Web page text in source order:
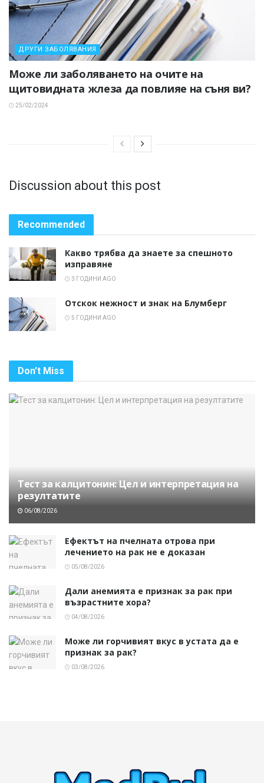
ДРУГИ ЗАБОЛЯВАНИЯ
Може ли заболяването на очите на
щитовидната жлеза да повлияе на съня ви?
25/02/2024
Discussion about this post
Recommended
Какво трябва да знаете за спешното
изправяне
3 ГОДИНИ AGO
Отскок нежност и знак на Блумберг
5 ГОДИНИ AGO
Don't Miss
Тест за калцитонин: Цел и интерпретация на
резултатите
06/08/2026
Ефектът на пчелната отрова при
лечението на рак не е доказан
05/08/2026
Дали анемията е признак за рак при
възрастните хора?
04/08/2026
Може ли горчивият вкус в устата да е
признак за рак?
03/08/2026